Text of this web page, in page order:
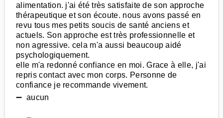
alimentation. j'ai été très satisfaite de son approche
thérapeutique et son écoute. nous avons passé en
revu tous mes petits soucis de santé anciens et
actuels. Son approche est très professionnelle et
non agressive. cela m'a aussi beaucoup aidé
psychologiquement.
elle m'a redonné confiance en moi. Grace à elle, j'ai
repris contact avec mon corps. Personne de
confiance je recommande vivement.
➖ aucun